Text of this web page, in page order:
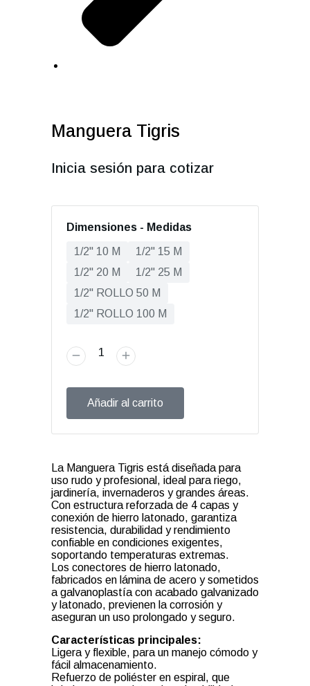
Manguera Tigris
Inicia sesión para cotizar
Dimensiones - Medidas
1/2" 10 M
1/2" 15 M
1/2" 20 M
1/2" 25 M
1/2" ROLLO 50 M
1/2" ROLLO 100 M
Añadir al carrito
La Manguera Tigris está diseñada para
uso rudo y profesional, ideal para riego,
jardinería, invernaderos y grandes áreas.
Con estructura reforzada de 4 capas y
conexión de hierro latonado, garantiza
resistencia, durabilidad y rendimiento
confiable en condiciones exigentes,
soportando temperaturas extremas.
Los conectores de hierro latonado,
fabricados en lámina de acero y sometidos
a galvanoplastía con acabado galvanizado
y latonado, previenen la corrosión y
aseguran un uso prolongado y seguro.
Características principales:
Ligera y flexible, para un manejo cómodo y
fácil almacenamiento.
Refuerzo de poliéster en espiral, que